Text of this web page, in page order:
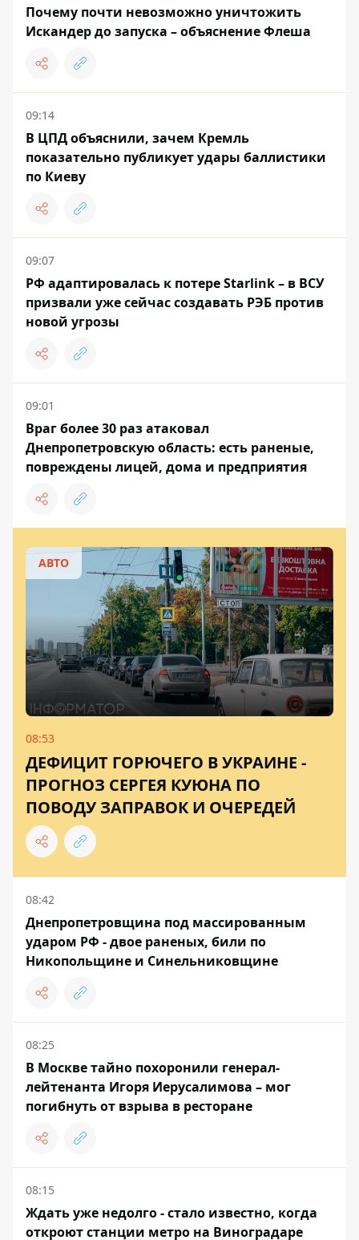
Почему почти невозможно уничтожить
Искандер до запуска – объяснение Флеша
09:14
В ЦПД объяснили, зачем Кремль
показательно публикует удары баллистики
по Киеву
09:07
РФ адаптировалась к потере Starlink – в ВСУ
призвали уже сейчас создавать РЭБ против
новой угрозы
09:01
Враг более 30 раз атаковал
Днепропетровскую область: есть раненые,
повреждены лицей, дома и предприятия
АВТО
08:53
ДЕФИЦИТ ГОРЮЧЕГО В УКРАИНЕ -
ПРОГНОЗ СЕРГЕЯ КУЮНА ПО
ПОВОДУ ЗАПРАВОК И ОЧЕРЕДЕЙ
08:42
Днепропетровщина под массированным
ударом РФ - двое раненых, били по
Никопольщине и Синельниковщине
08:25
В Москве тайно похоронили генерал-
лейтенанта Игоря Иерусалимова – мог
погибнуть от взрыва в ресторане
08:15
Ждать уже недолго - стало известно, когда
откроют станции метро на Виноградаре